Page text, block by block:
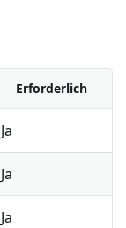
Erforderlich
Ja
Ja
Ja